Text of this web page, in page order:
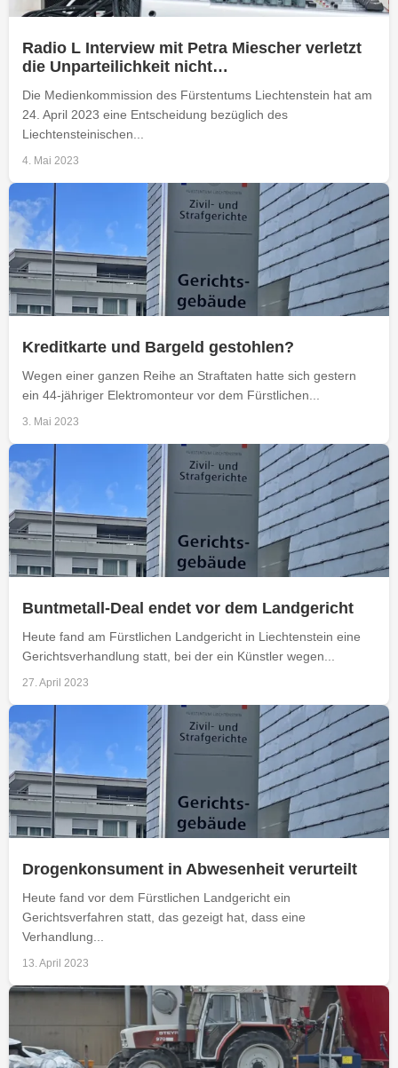
Radio L Interview mit Petra Miescher verletzt
die Unparteilichkeit nicht…
Die Medienkommission des Fürstentums Liechtenstein hat am
24. April 2023 eine Entscheidung bezüglich des
Liechtensteinischen...
4. Mai 2023
Kreditkarte und Bargeld gestohlen?
Wegen einer ganzen Reihe an Straftaten hatte sich gestern
ein 44-jähriger Elektromonteur vor dem Fürstlichen...
3. Mai 2023
Buntmetall-Deal endet vor dem Landgericht
Heute fand am Fürstlichen Landgericht in Liechtenstein eine
Gerichtsverhandlung statt, bei der ein Künstler wegen...
27. April 2023
Drogenkonsument in Abwesenheit verurteilt
Heute fand vor dem Fürstlichen Landgericht ein
Gerichtsverfahren statt, das gezeigt hat, dass eine
Verhandlung...
13. April 2023